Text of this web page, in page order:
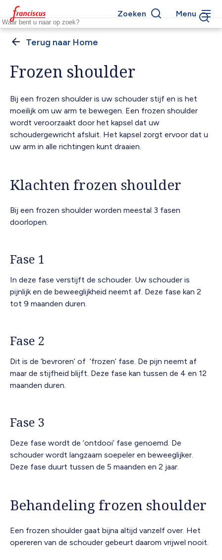
Overslaan
en
naar
gaan
Keywords
Zoeken Menu
Home
Frozen shoulder
Bij een frozen shoulder is uw schouder stijf en is het
moeilijk om uw arm te bewegen. Een frozen shoulder
wordt veroorzaakt door het kapsel dat uw
schoudergewricht afsluit. Het kapsel zorgt ervoor dat u
uw arm in alle richtingen kunt draaien.
Klachten frozen shoulder
Bij een frozen shoulder worden meestal 3 fasen
doorlopen.
Fase 1
In deze fase verstijft de schouder. Uw schouder is
pijnlijk en de beweeglijkheid neemt af. Deze fase kan 2
tot 9 maanden duren.
Fase 2
Dit is de ‘bevroren’ of ‘frozen’ fase. De pijn neemt af
maar de stijfheid blijft. Deze fase kan tussen de 4 en 12
maanden duren.
Fase 3
Deze fase wordt de ‘ontdooi’ fase genoemd. De
schouder wordt langzaam soepeler en beweeglijker.
Deze fase duurt tussen de 5 maanden en 2 jaar.
Behandeling frozen shoulder
Een frozen shoulder gaat bijna altijd vanzelf over. Het
opereren van de schouder gebeurt daarom vrijwel nooit.